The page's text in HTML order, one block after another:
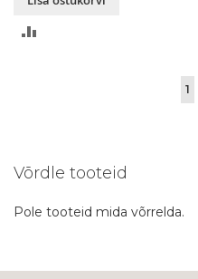
1
Võrdle tooteid
Pole tooteid mida võrrelda.